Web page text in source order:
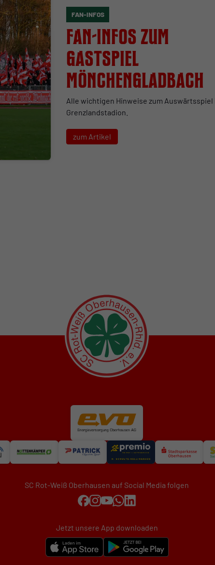
FAN-INFOS
Fan-Infos zum
Gastspiel
Mönchengladbach
Alle wichtigen Hinweise zum Auswärtsspiel
Grenzlandstadion.
zum Artikel
SC Rot-Weiß Oberhausen auf Social Media folgen
Jetzt unsere App downloaden